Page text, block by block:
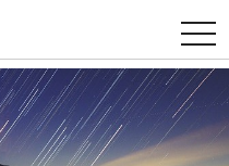
t
o
g
g
n
a